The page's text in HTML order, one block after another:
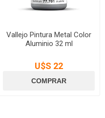
Vallejo Pintura Metal Color
Aluminio 32 ml
U$S 22